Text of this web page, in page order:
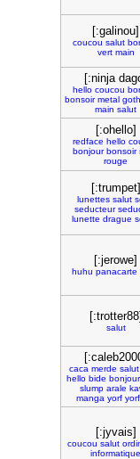
[:galinou]
coucou salut
vert main
[:ninja
hello coucou
bonsoir metal goth
main salut
[:ohello]
redface hello
bonjour bonsoir
rouge
[:trumpet]
lunettes salut
seducteur
lunette drague
[:jerowe]
huhu panacarte
[:trotter88]
salut
caca merde salut
hello bide bonjour
slump arale
manga yorf
[:jyvais]
coucou salut
informatique